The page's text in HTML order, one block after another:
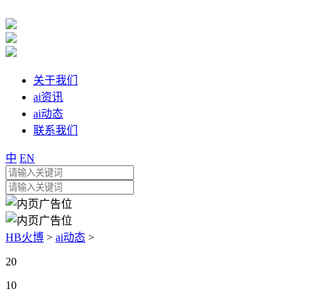
关于我们
ai资讯
ai动态
联系我们
中 EN
HB火博 > ai动态 >
20
10